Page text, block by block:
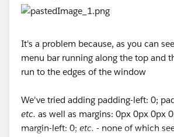
It's a problem because, as you can
menu bar running along the top and
run to the edges of the window
We've tried adding padding-left: 0;
etc. as well as margins: 0px 0px 0px
margin-left: 0; etc. - none of which